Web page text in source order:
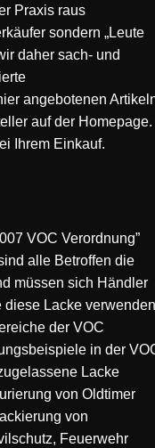
Praxis raus
sondern „Leute
daher sach- und
angebotenen
auf der Homepage.
Ihrem Einkauf.
VOC Verordnung”
alle Betroffen die
müssen sich Händler
diese Lacke
der VOC
in der
Lacke
von Oldtimer
von
Feuerwehr